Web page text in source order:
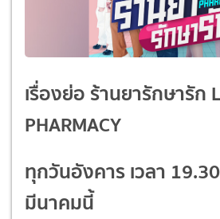
เรื่องย่อ ร้านยารักษารัก
PHARMACY
ทุกวันอังคาร เวลา
มีนาคมนี้